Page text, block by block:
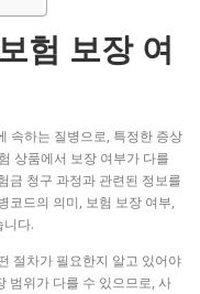
험 보장 여
속하는 질병으로, 특정한 증상
상품에서 보장 여부가 다를
금 청구 과정과 관련된 정보를
코드의 의미, 보험 보장 여부,
다.
절차가 필요한지 알고 있어야
범위가 다를 수 있으므로, 사